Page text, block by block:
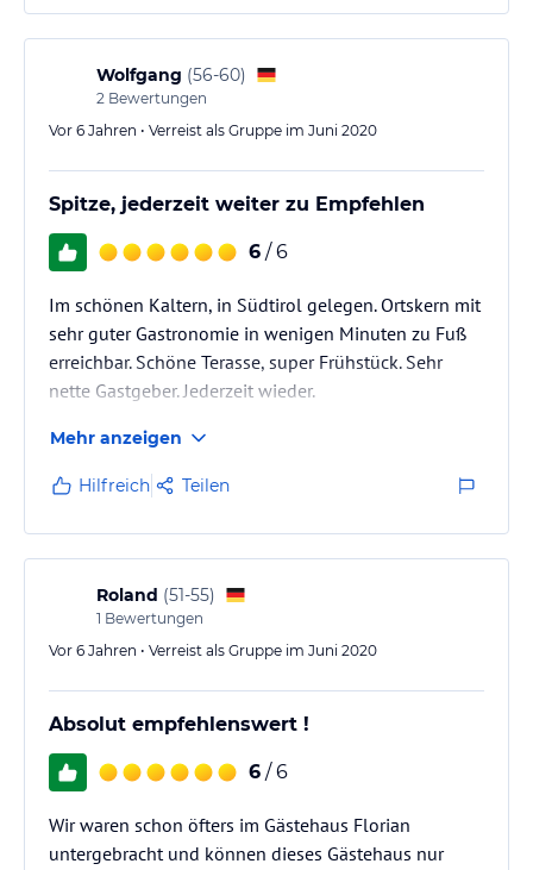
Wolfgang (56-60)
2 Bewertungen
Vor 6 Jahren • Verreist als Gruppe im Juni 2020
Spitze, jederzeit weiter zu Empfehlen
6 / 6
Im schönen Kaltern, in Südtirol gelegen. Ortskern mit
sehr guter Gastronomie in wenigen Minuten zu Fuß
erreichbar. Schöne Terasse, super Frühstück. Sehr
nette Gastgeber. Jederzeit wieder.
Mehr anzeigen
Hilfreich Teilen
Roland (51-55)
1 Bewertungen
Vor 6 Jahren • Verreist als Gruppe im Juni 2020
Absolut empfehlenswert !
6 / 6
Wir waren schon öfters im Gästehaus Florian
untergebracht und können dieses Gästehaus nur